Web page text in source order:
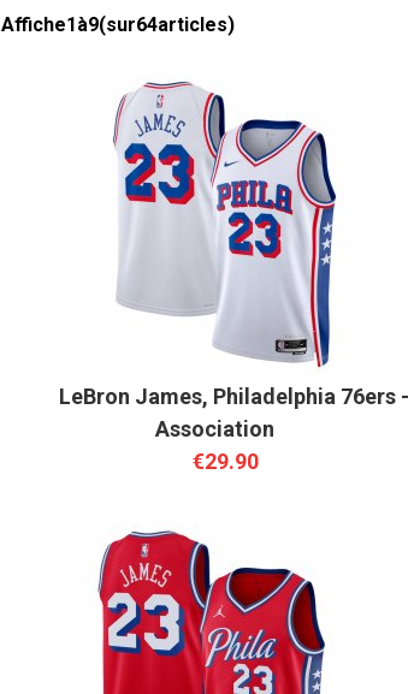
Affiche1 à9(sur64articles)
LeBron James, Philadelphia 76ers -
Association
€29.90